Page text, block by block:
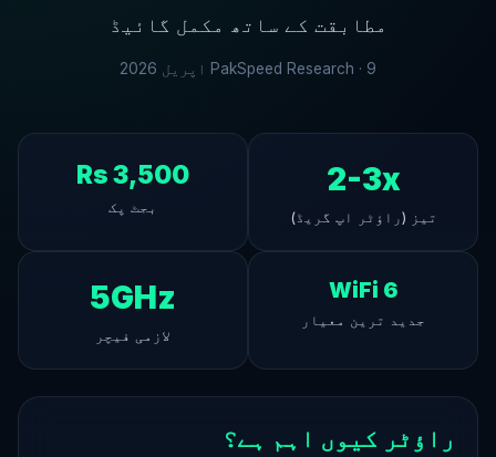
مطابقت کے ساتھ مکمل گائیڈ
PakSpeed Research · 9 اپریل 2026
2-3x
تیز (راؤٹر اپ گریڈ)
Rs 3,500
بجٹ پک
WiFi 6
جدید ترین معیار
5GHz
لازمی فیچر
راؤٹر کیوں اہم ہے؟